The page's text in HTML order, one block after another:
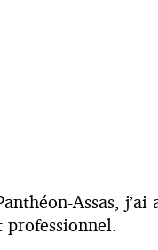
Assas,
professionnel.